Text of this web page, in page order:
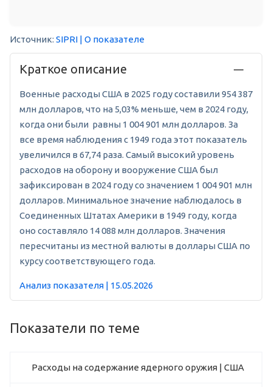
Источник: SIPRI | О показателе
Краткое описание
Военные расходы США в 2025 году составили 954 387
млн долларов, что на 5,03% меньше, чем в 2024 году,
когда они были равны 1 004 901 млн долларов. За
все время наблюдения с 1949 года этот показатель
увеличился в 67,74 раза. Самый высокий уровень
расходов на оборону и вооружение США был
зафиксирован в 2024 году со значением 1 004 901 млн
долларов. Минимальное значение наблюдалось в
Соединенных Штатах Америки в 1949 году, когда
оно составляло 14 088 млн долларов. Значения
пересчитаны из местной валюты в доллары США по
курсу соответствующего года.
Анализ показателя | 15.05.2026
Показатели по теме
Расходы на содержание ядерного оружия | США